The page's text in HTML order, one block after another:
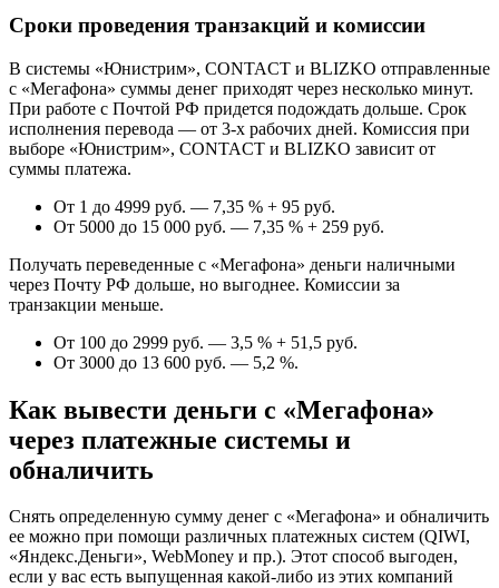
Сроки проведения транзакций и комиссии
В системы «Юнистрим», CONTACT и BLIZKO отправленные
с «Мегафона» суммы денег приходят через несколько минут.
При работе с Почтой РФ придется подождать дольше. Срок
исполнения перевода — от 3-х рабочих дней. Комиссия при
выборе «Юнистрим», CONTACT и BLIZKO зависит от
суммы платежа.
От 1 до 4999 руб. — 7,35 % + 95 руб.
От 5000 до 15 000 руб. — 7,35 % + 259 руб.
Получать переведенные с «Мегафона» деньги наличными
через Почту РФ дольше, но выгоднее. Комиссии за
транзакции меньше.
От 100 до 2999 руб. — 3,5 % + 51,5 руб.
От 3000 до 13 600 руб. — 5,2 %.
Как вывести деньги с «Мегафона»
через платежные системы и
обналичить
Снять определенную сумму денег с «Мегафона» и обналичить
ее можно при помощи различных платежных систем (QIWI,
«Яндекс.Деньги», WebMoney и пр.). Этот способ выгоден,
если у вас есть выпущенная какой-либо из этих компаний